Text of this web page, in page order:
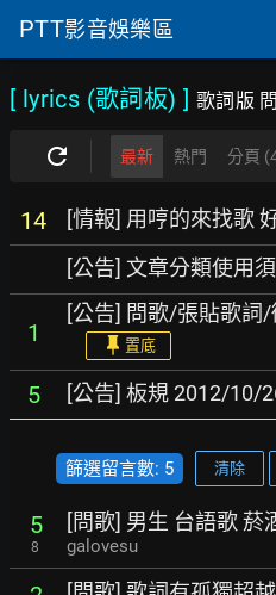
PTT影音娛樂區
[ lyrics (歌詞板) ] 歌詞版
最新 熱門 分頁
14 [情報] 用哼的來找歌
[公告] 文章分類使用
1
[公告] 問歌/張貼歌詞
置底
5 [公告] 板規 2012/10/
篩選留言數: 5 清除
5
8
[問歌] 男生 台語歌 菸
galovesu